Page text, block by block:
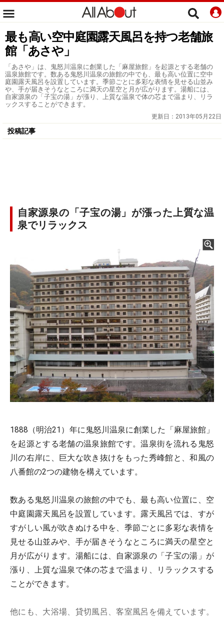
最も高い空中庭園露天風呂を持つ老舗旅
館「あさや」
「あさや」は、鬼怒川温泉に創業した「麻屋旅館」を起源とする老舗の
温泉旅館です。数ある鬼怒川温泉の旅館の中でも、最も高い位置に空中
庭園露天風呂を設置しています。季節ごとに多彩な表情を見せる山並み
や、手が届きそうなところに満天の星空と月が広がります。湯船には、
自家源泉の「子宝の湯」が漲り、上質な温泉で体の芯まで温まり、リラ
ックスすることができます。
更新日： 2013年05月22日
投稿記事
自家源泉の「子宝の湯」が漲った上質な温
泉でリラックス
1888（明治21）年に鬼怒川温泉に創業した「麻屋旅館」
を起源とする老舗の温泉旅館です。温泉街を流れる鬼怒
川の右岸に、巨大な吹き抜けをもった秀峰館と、和風の
八番館の2つの建物を構えています。
数ある鬼怒川温泉の旅館の中でも、最も高い位置に、空
中庭園露天風呂を設置しています。露天風呂では、すが
すがしい風が吹きぬける中を、季節ごとに多彩な表情を
見せる山並みや、手が届きそうなところに満天の星空と
月が広がります。湯船には、自家源泉の「子宝の湯」が
漲り、上質な温泉で体の芯まで温まり、リラックスする
ことができます。
他にも、大浴場、貸切風呂、客室風呂を備えています。